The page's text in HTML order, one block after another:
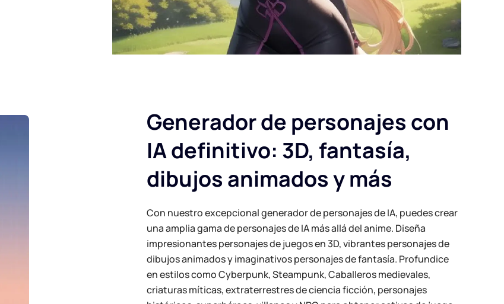
Generador de personajes con
IA definitivo: 3D, fantasía,
dibujos animados y más
Con nuestro excepcional generador de personajes de IA, puedes crear
una amplia gama de personajes de IA más allá del anime. Diseña
impresionantes personajes de juegos en 3D, vibrantes personajes de
dibujos animados y imaginativos personajes de fantasía. Profundice
en estilos como Cyberpunk, Steampunk, Caballeros medievales,
criaturas míticas, extraterrestres de ciencia ficción, personajes